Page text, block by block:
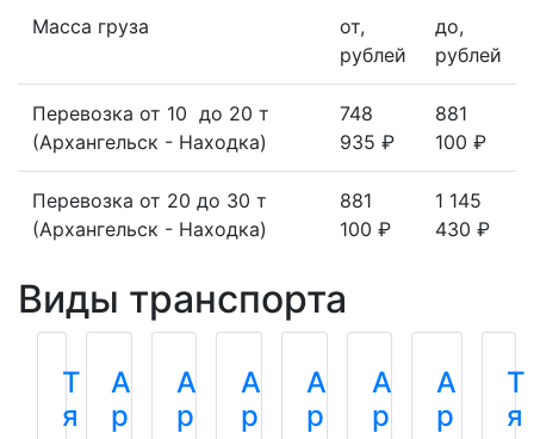
Масса груза
от,
рублей
до,
рублей
Перевозка от 10 до 20 т
(Архангельск - Находка)
748
935 ₽
881
100 ₽
Перевозка от 20 до 30 т
(Архангельск - Находка)
881
100 ₽
1 145
430 ₽
Виды транспорта
Т
я
А
р
А
р
А
р
А
р
А
р
А
р
Т
я